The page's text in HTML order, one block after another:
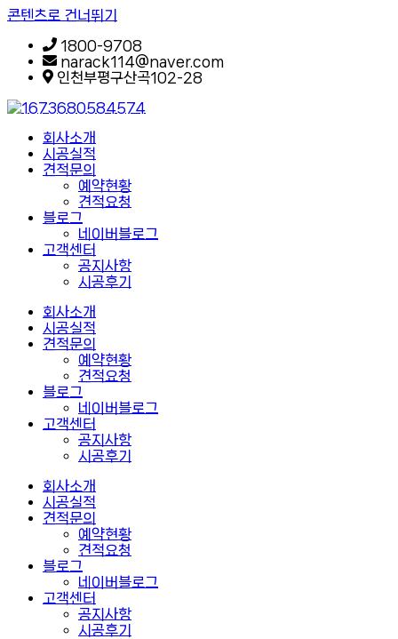
콘텐츠로 건너뛰기
1800-9708
narack114@naver.com
인천부평구산곡102-28
회사소개
시공실적
견적문의
예약현황
견적요청
블로그
네이버블로그
고객센터
공지사항
시공후기
회사소개
시공실적
견적문의
예약현황
견적요청
블로그
네이버블로그
고객센터
공지사항
시공후기
회사소개
시공실적
견적문의
예약현황
견적요청
블로그
네이버블로그
고객센터
공지사항
시공후기